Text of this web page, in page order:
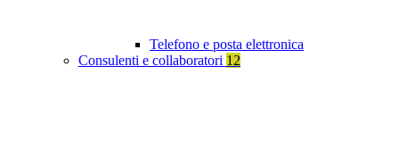
Telefono e posta elettronica
Consulenti e collaboratori 12